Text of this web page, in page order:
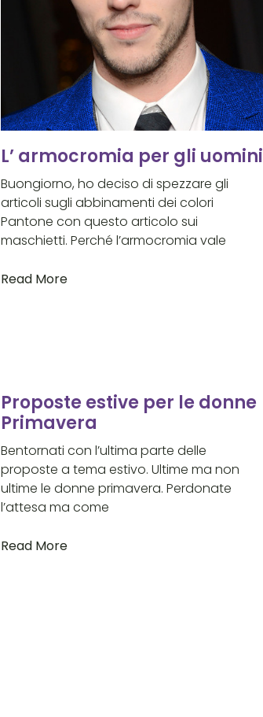
L’ armocromia per gli uomini
Buongiorno, ho deciso di spezzare gli
articoli sugli abbinamenti dei colori
Pantone con questo articolo sui
maschietti. Perché l’armocromia vale
Read More
Proposte estive per le donne
Primavera
Bentornati con l’ultima parte delle
proposte a tema estivo. Ultime ma non
ultime le donne primavera. Perdonate
l’attesa ma come
Read More